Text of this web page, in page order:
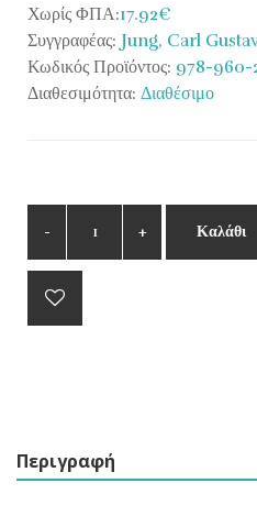
Χωρίς ΦΠΑ:17.92€
Συγγραφέας: Jung, Carl
Κωδικός Προϊόντος: 978-960-
Διαθεσιμότητα: Διαθέσιμο
Καλάθι
Περιγραφή